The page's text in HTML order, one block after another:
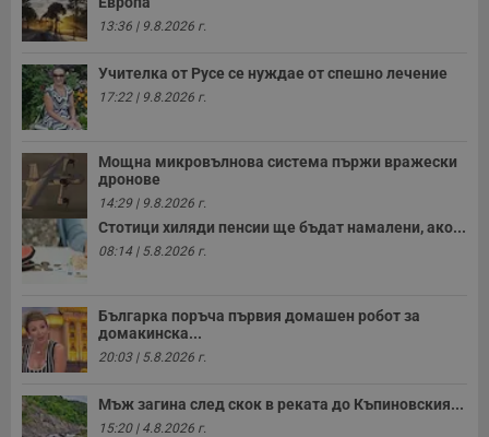
13:36 | 9.8.2026 г.
Учителка от Русе се нуждае от спешно лечение
17:22 | 9.8.2026 г.
Мощна микровълнова система пържи вражески
дронове
14:29 | 9.8.2026 г.
Стотици хиляди пенсии ще бъдат намалени, ако...
08:14 | 5.8.2026 г.
Българка поръча първия домашен робот за
домакинска...
20:03 | 5.8.2026 г.
Мъж загина след скок в реката до Къпиновския...
15:20 | 4.8.2026 г.